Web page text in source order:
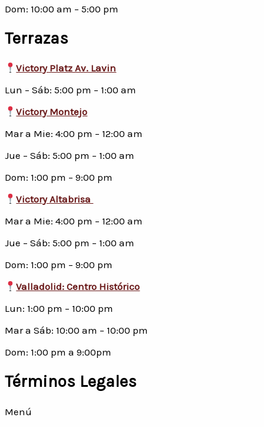
Dom: 10:00 am – 5:00 pm
Terrazas
Victory Platz Av. Lavin
Lun – Sáb: 5:00 pm – 1:00 am
Victory Montejo
Mar a Mie: 4:00 pm – 12:00 am
Jue – Sáb: 5:00 pm – 1:00 am
Dom: 1:00 pm – 9:00 pm
Victory Altabrisa
Mar a Mie: 4:00 pm – 12:00 am
Jue – Sáb: 5:00 pm – 1:00 am
Dom: 1:00 pm – 9:00 pm
Valladolid: Centro Histórico
Lun: 1:00 pm – 10:00 pm
Mar a Sáb: 10:00 am – 10:00 pm
Dom: 1:00 pm a 9:00pm
Términos Legales
Menú